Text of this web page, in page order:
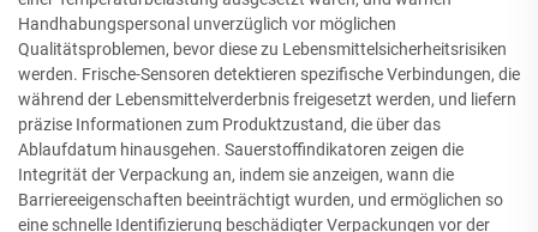
Handhabungspersonal unverzüglich vor möglichen
Qualitätsproblemen, bevor diese zu Lebensmittelsicherheitsrisiken
werden. Frische-Sensoren detektieren spezifische Verbindungen, die
während der Lebensmittelverderbnis freigesetzt werden, und liefern
präzise Informationen zum Produktzustand, die über das
Ablaufdatum hinausgehen. Sauerstoffindikatoren zeigen die
Integrität der Verpackung an, indem sie anzeigen, wann die
Barriereeigenschaften beeinträchtigt wurden, und ermöglichen so
eine schnelle Identifizierung beschädigter Verpackungen vor der